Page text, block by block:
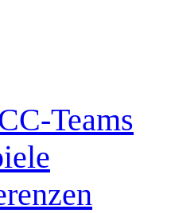
Teams